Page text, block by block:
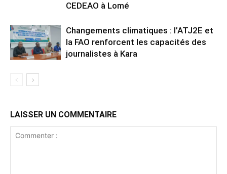
CEDEAO à Lomé
Changements climatiques : l’ATJ2E et
la FAO renforcent les capacités des
journalistes à Kara
LAISSER UN COMMENTAIRE